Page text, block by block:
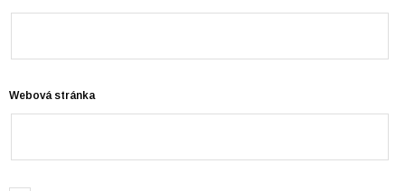
Webová stránka